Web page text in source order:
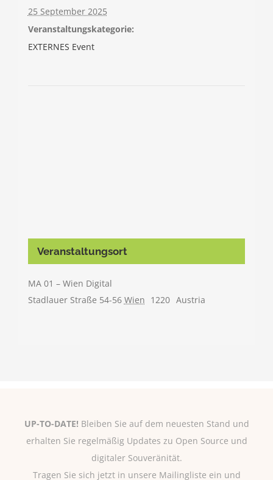
25 September 2025
Veranstaltungskategorie:
EXTERNES Event
Veranstaltungsort
MA 01 – Wien Digital
Stadlauer Straße 54-56 Wien 1220 Austria
UP-TO-DATE! Bleiben Sie auf dem neuesten Stand und
erhalten Sie regelmäßig Updates zu Open Source und
digitaler Souveränität.
Tragen Sie sich jetzt in unsere Mailingliste ein und